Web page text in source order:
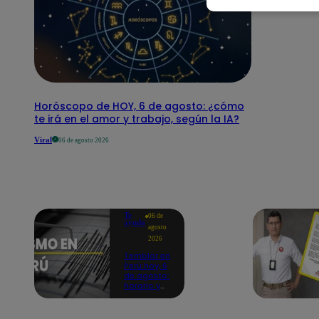
Horóscopo de HOY, 6 de agosto: ¿cómo
te irá en el amor y trabajo, según la IA?
Viral 06 de agosto 2026
Te
ayudo
06 de
agosto
2026
Temblor en
Perú hoy, 6
de agosto:
horario y